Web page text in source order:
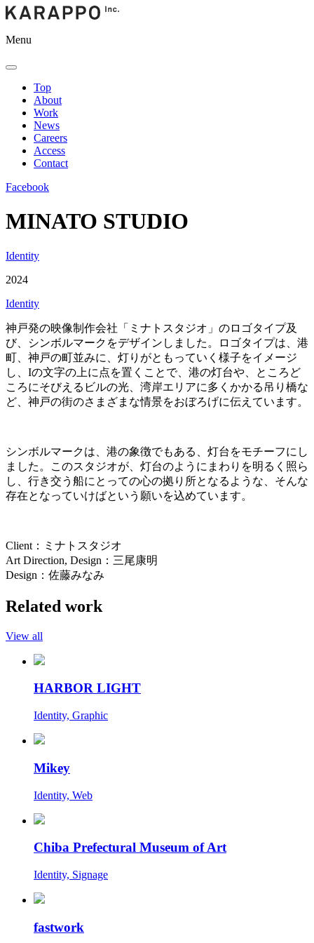
Menu
Top
About
Work
News
Careers
Access
Contact
Facebook
MINATO STUDIO
Identity
2024
Identity
神戸発の映像制作会社「ミナトスタジオ」のロゴタイプ及
び、シンボルマークをデザインしました。ロゴタイプは、港
町、神戸の町並みに、灯りがともっていく様子をイメージ
し、Iの文字の上に点を置くことで、港の灯台や、ところど
ころにそびえるビルの光、湾岸エリアに多くかかる吊り橋な
ど、神戸の街のさまざまな情景をおぼろげに伝えています。
シンボルマークは、港の象徴でもある、灯台をモチーフにし
ました。このスタジオが、灯台のようにまわりを明るく照ら
し、行き交う船にとっての心の拠り所となるような、そんな
存在となっていけばという願いを込めています。
Client：ミナトスタジオ
Art Direction, Design：三尾康明
Design：佐藤みなみ
Related work
View all
HARBOR LIGHT
Identity, Graphic
Mikey
Identity, Web
Chiba Prefectural Museum of Art
Identity, Signage
fastwork